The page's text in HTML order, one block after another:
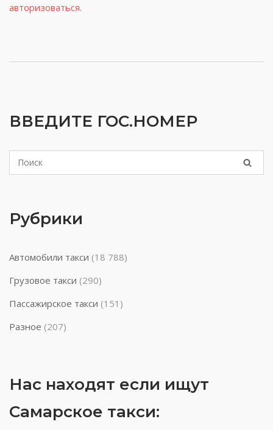
авторизоваться.
ВВЕДИТЕ ГОС.НОМЕР
Рубрики
Автомобили такси (18 788)
Грузовое такси (290)
Пассажирское такси (151)
Разное (207)
Нас находят если ищут
Самарское такси: